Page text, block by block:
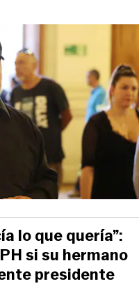
lo que quería”:
si su hermano
presidente